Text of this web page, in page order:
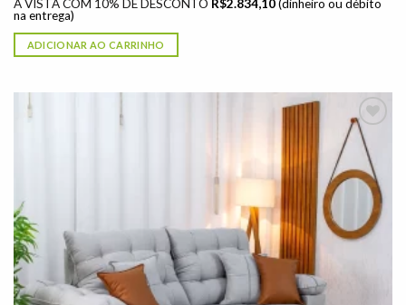
À VISTA COM 10% DE DESCONTO R$2.834,10 (dinheiro ou débito
na entrega)
ADICIONAR AO CARRINHO
Adicionar
à lista de
desejos"